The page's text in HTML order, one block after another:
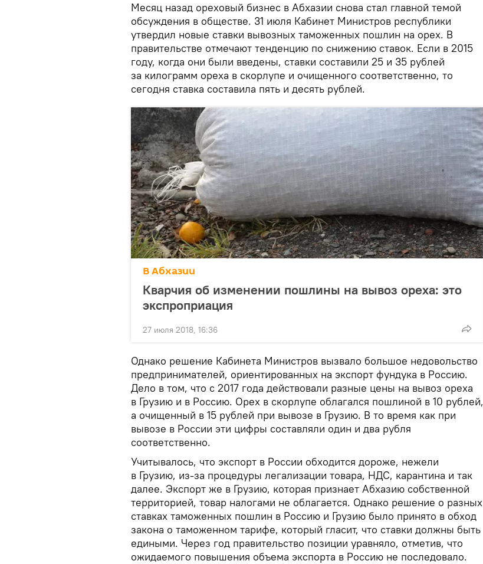
Месяц назад ореховый бизнес в Абхазии снова стал главной темой
обсуждения в обществе. 31 июля Кабинет Министров республики
утвердил новые ставки вывозных таможенных пошлин на орех. В
правительстве отмечают тенденцию по снижению ставок. Если в 2015
году, когда они были введены, ставки составили 25 и 35 рублей
за килограмм ореха в скорлупе и очищенного соответственно, то
сегодня ставка составила пять и десять рублей.
В Абхазии
Кварчия об изменении пошлины на вывоз ореха: это
экспроприация
27 июля 2018, 16:36
Однако решение Кабинета Министров вызвало большое недовольство
предпринимателей, ориентированных на экспорт фундука в Россию.
Дело в том, что с 2017 года действовали разные цены на вывоз ореха
в Грузию и в Россию. Орех в скорлупе облагался пошлиной в 10 рублей,
а очищенный в 15 рублей при вывозе в Грузию. В то время как при
вывозе в России эти цифры составляли один и два рубля
соответственно.
Учитывалось, что экспорт в России обходится дороже, нежели
в Грузию, из-за процедуры легализации товара, НДС, карантина и так
далее. Экспорт же в Грузию, которая признает Абхазию собственной
территорией, товар налогами не облагается. Однако решение о разных
ставках таможенных пошлин в Россию и Грузию было принято в обход
закона о таможенном тарифе, который гласит, что ставки должны быть
едиными. Через год правительство позиции уравняло, отметив, что
ожидаемого повышения объема экспорта в Россию не последовало.